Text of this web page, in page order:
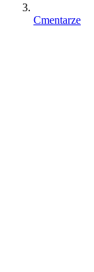
Cmentarze